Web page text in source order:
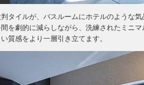
タイルが、バスルームにホテルのような
を劇的に減らしながら、洗練されたミニ
質感をより一層引き立てます。